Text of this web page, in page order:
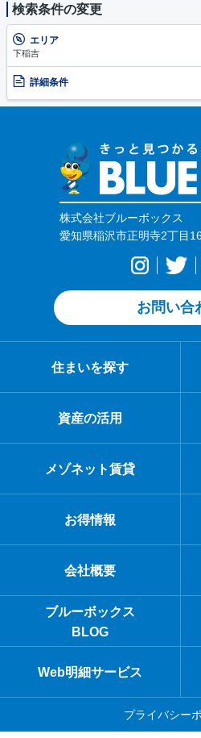
検索条件の変更
エリア
下稲吉
詳細条件
株式会社ブルーボックス
愛知県稲沢市正明寺2丁目
お問い合
住まいを探す
資産の活用
メゾネット賃貸
お得情報
会社概要
ブルーボックス
BLOG
Web明細サービス
プライバシー